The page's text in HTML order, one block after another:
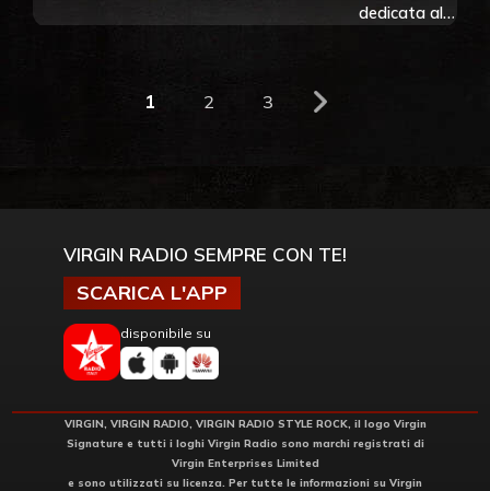
dedicata al
1 2 3
VIRGIN RADIO SEMPRE CON TE!
SCARICA L'APP
disponibile su
VIRGIN, VIRGIN RADIO, VIRGIN RADIO STYLE ROCK, il logo Virgin
Signature e tutti i loghi Virgin Radio sono marchi registrati di
Virgin Enterprises Limited
e sono utilizzati su licenza. Per tutte le informazioni su Virgin